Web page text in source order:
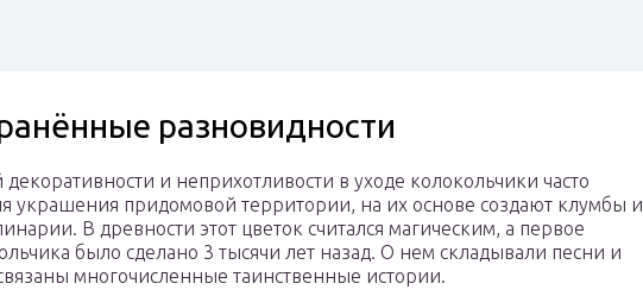
разновидности
декоративности и неприхотливости в уходе колокольчики часто
украшения придомовой территории, на их основе создают клумбы и
В древности этот цветок считался магическим, а первое
было сделано 3 тысячи лет назад. О нем складывали песни и
многочисленные таинственные истории.